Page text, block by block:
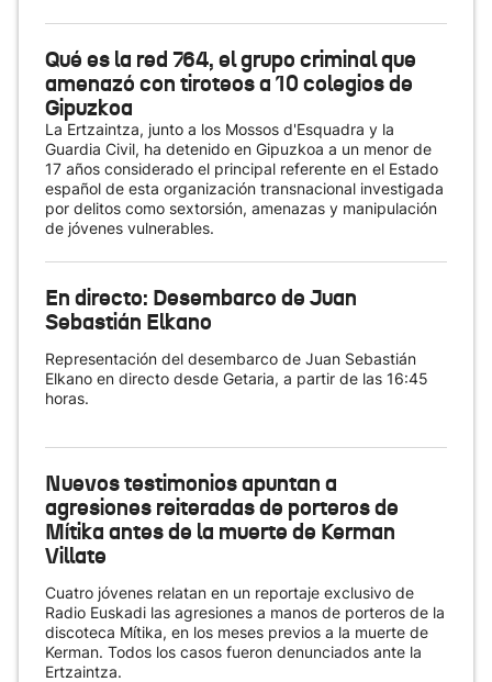
Qué es la red 764, el grupo criminal que
amenazó con tiroteos a 10 colegios de
Gipuzkoa
La Ertzaintza, junto a los Mossos d'Esquadra y la
Guardia Civil, ha detenido en Gipuzkoa a un menor de
17 años considerado el principal referente en el Estado
español de esta organización transnacional investigada
por delitos como sextorsión, amenazas y manipulación
de jóvenes vulnerables.
En directo: Desembarco de Juan
Sebastián Elkano
Representación del desembarco de Juan Sebastián
Elkano en directo desde Getaria, a partir de las 16:45
horas.
Nuevos testimonios apuntan a
agresiones reiteradas de porteros de
Mítika antes de la muerte de Kerman
Villate
Cuatro jóvenes relatan en un reportaje exclusivo de
Radio Euskadi las agresiones a manos de porteros de la
discoteca Mítika, en los meses previos a la muerte de
Kerman. Todos los casos fueron denunciados ante la
Ertzaintza.